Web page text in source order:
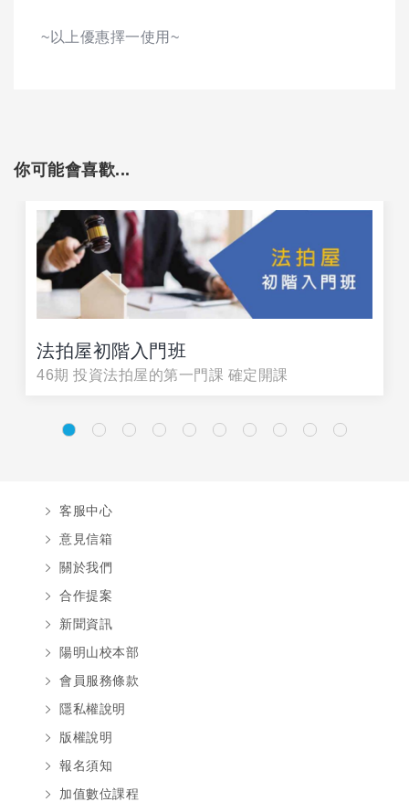
~以上優惠擇一使用~
你可能會喜歡...
法拍屋初階入門班
46期 投資法拍屋的第一門課 確定開課
客服中心
意見信箱
關於我們
合作提案
新聞資訊
陽明山校本部
會員服務條款
隱私權說明
版權說明
報名須知
加值數位課程